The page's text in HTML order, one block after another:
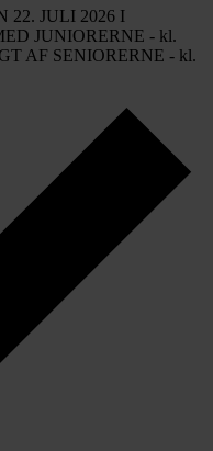
22. JULI 2026 I
JUNIORERNE - kl.
AF SENIORERNE - kl.